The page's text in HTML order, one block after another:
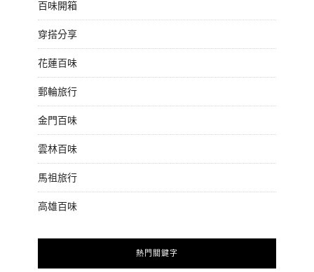
百味開箱
穿搭分享
花蓮百味
郵輪旅行
金門百味
雲林百味
馬祖旅行
高雄百味
熱門關鍵字